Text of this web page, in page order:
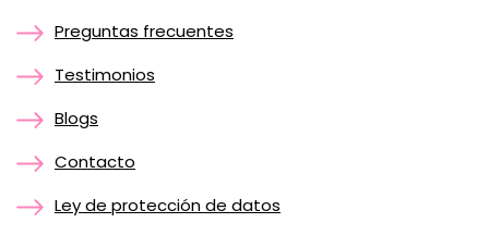
Preguntas frecuentes
Testimonios
Blogs
Contacto
Ley de protección de datos